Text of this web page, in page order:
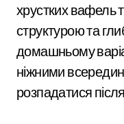
хрустких вафель
структурою та
домашньому
ніжними
розпадатися